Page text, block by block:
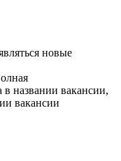
новые
названии вакансии,
вакансии